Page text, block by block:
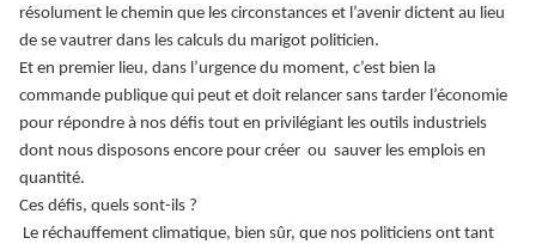
résolument le chemin que les circonstances et l’avenir dictent au lieu
de se vautrer dans les calculs du marigot politicien.
Et en premier lieu, dans l’urgence du moment, c’est bien la
commande publique qui peut et doit relancer sans tarder l’économie
pour répondre à nos défis tout en privilégiant les outils industriels
dont nous disposons encore pour créer ou sauver les emplois en
quantité.
Ces défis, quels sont-ils ?
Le réchauffement climatique, bien sûr, que nos politiciens ont tant